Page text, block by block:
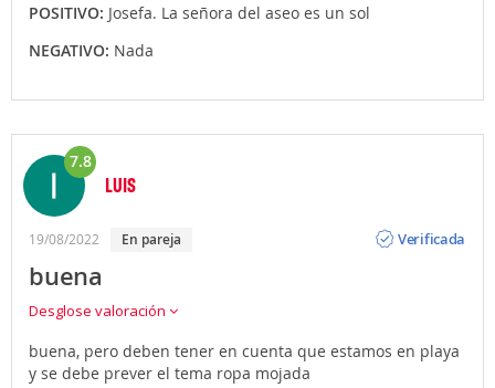
POSITIVO: Josefa. La señora del aseo es un sol
NEGATIVO: Nada
7.8
LUIS
19/08/2022 en pareja
Verificada
buena
Desglose valoración
buena, pero deben tener en cuenta que estamos en playa
y se debe prever el tema ropa mojada